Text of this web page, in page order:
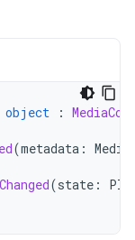
object :
(metadata :
(state :